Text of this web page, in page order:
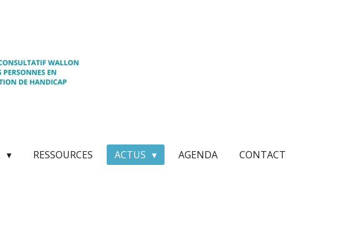
RESSOURCES ACTUS AGENDA CONTACT